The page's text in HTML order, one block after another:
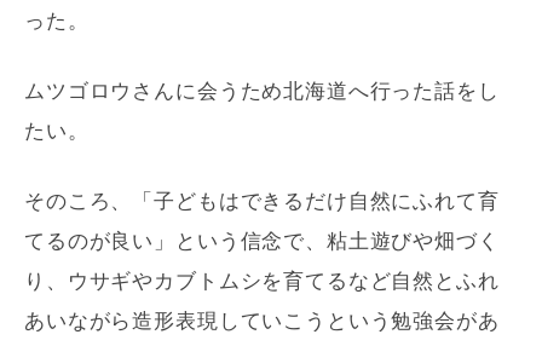
った。
ムツゴロウさんに会うため北海道へ行った話をし
たい。
そのころ、「子どもはできるだけ自然にふれて育
てるのが良い」という信念で、粘土遊びや畑づく
り、ウサギやカブトムシを育てるなど自然とふれ
あいながら造形表現していこうという勉強会があ